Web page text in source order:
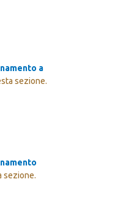
a
sezione.
sezione.